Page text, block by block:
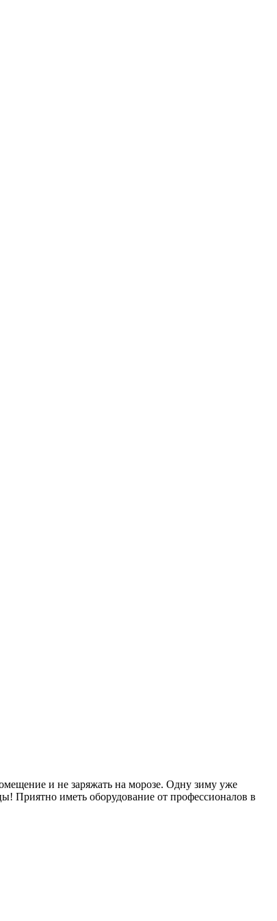
и не заряжать на морозе. Одну зиму уже
Приятно иметь оборудование от профессионалов в